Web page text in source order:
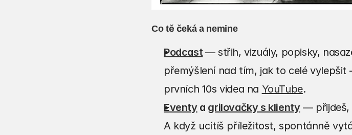
Co tě čeká a nemine
Podcast— střih, vizuály, popisky,
přemýšlení nad tím, jak to celé
prvních 10s videa na YouTube.
Eventy a grilovačky s klienty — přijdeš,
A když ucítíš příležitost, spontánně